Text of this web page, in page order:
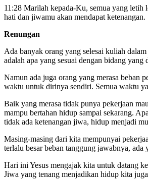
11:28 Marilah kepada-Ku, semua yang letih
hati dan jiwamu akan mendapat
Renungan
Ada banyak orang yang selesai kuliah
adalah apa yang sesuai dengan bidang
Namun ada juga orang yang merasa beban
waktu untuk dirinya sendiri. Semua waktu
Baik yang merasa tidak punya pekerjaan
mampu bertahan hidup sampai sekarang.
tidak ada ketenangan jiwa, hidup menjadi
Masing-masing dari kita mempunyai
terlalu besar beban tanggung jawabnya,
Hari ini Yesus mengajak kita untuk datang
Jiwa yang tenang menjadikan hidup kita